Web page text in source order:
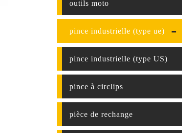
outils moto
pince industrielle (type ue)
pince industrielle (type US)
pince à circlips
pièce de rechange